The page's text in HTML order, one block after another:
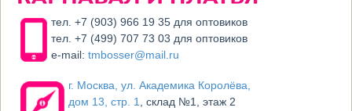
тел. +7 (903) 966 19 35 для оптовиков
тел. +7 (499) 707 73 03 для оптовиков
e-mail:tmbosser@mail.ru
г. Москва, ул. Академика Королёва,
дом 13, стр. 1
, склад №1, этаж 2